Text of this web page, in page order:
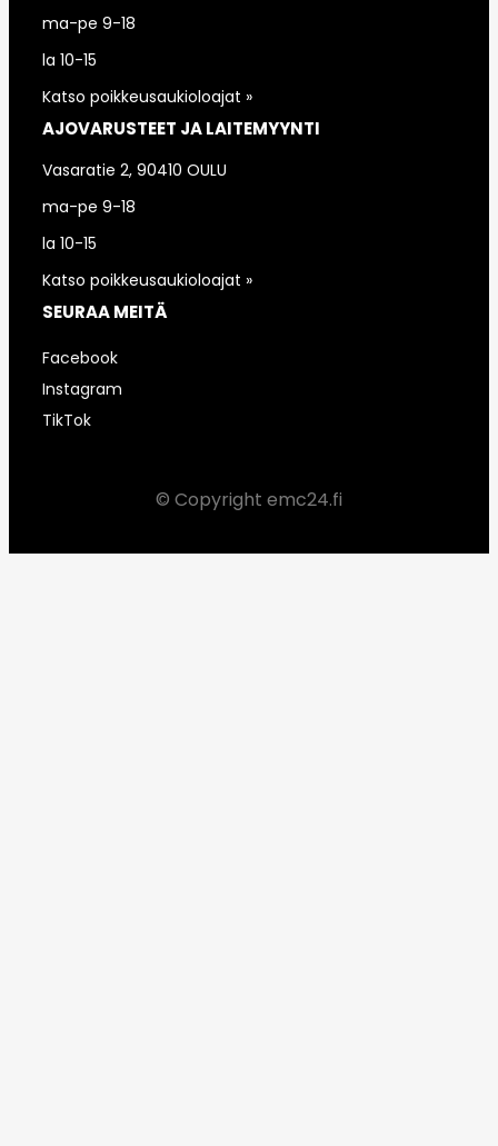
ma-pe 9-18
la 10-15
Katso poikkeusaukioloajat »
AJOVARUSTEET JA LAITEMYYNTI
Vasaratie 2, 90410 OULU
ma-pe 9-18
la 10-15
Katso poikkeusaukioloajat »
SEURAA MEITÄ
Facebook
Instagram
TikTok
© Copyright emc24.fi